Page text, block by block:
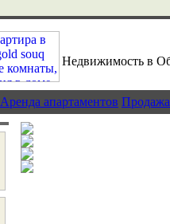
Недвижимость в
Аренда апартаментов
Предложения